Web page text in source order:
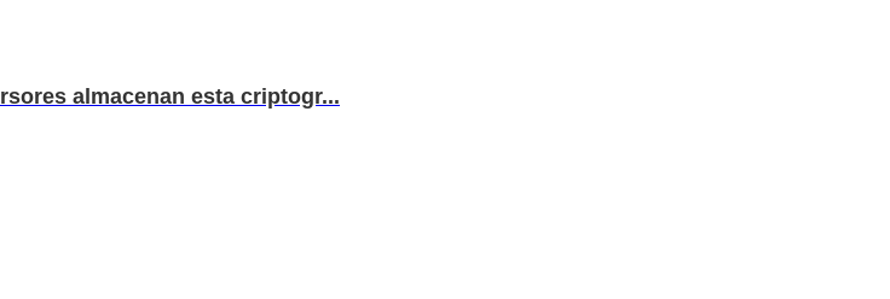
almacenan esta criptogr...